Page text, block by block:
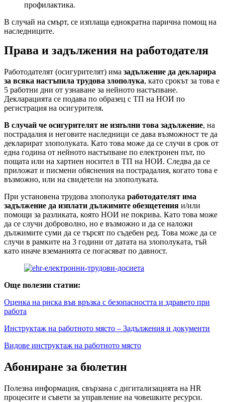
профилактика.
В случай на смърт, се изплаща еднократна парична помощ на
наследниците.
Права и задължения на работодателя
Работодателят (осигурителят) има задължение да декларира
за всяка настъпила трудова злополука, като срокът за това е
5 работни дни от узнаване за нейното настъпване.
Декларацията се подава по образец с ТП на НОИ по
регистрация на осигурителя.
В случай че осигурителят не изпълни това задължение, на
пострадалия и неговите наследници се дава възможност те да
декларират злополуката. Като това може да се случи в срок от
една година от нейното настъпване по електронен път, по
пощата или на хартиен носител в ТП на НОИ. Следва да се
приложат и писмени обяснения на пострадалия, когато това е
възможно, или на свидетели на злополуката.
При установена трудова злополука работодателят има
задължение да изплати дължимите обезщетения и/или
помощи за разликата, която НОИ не покрива. Като това може
да се случи доброволно, но е възможно и да се наложи
дължимите суми да се търсят по съдебен ред. Това може да се
случи в рамките на 3 години от датата на злополуката, тъй
като иначе вземанията се погасяват по давност.
Още полезни статии:
Оценка на риска във връзка с безопасността и здравето при
работа
Инструктаж на работното място – Задължения и документи
Видове инструктаж на работното място
Абониране за бюлетин
Полезна информация, свързана с дигитализацията на HR
процесите и съвети за управление на човешките ресурси.